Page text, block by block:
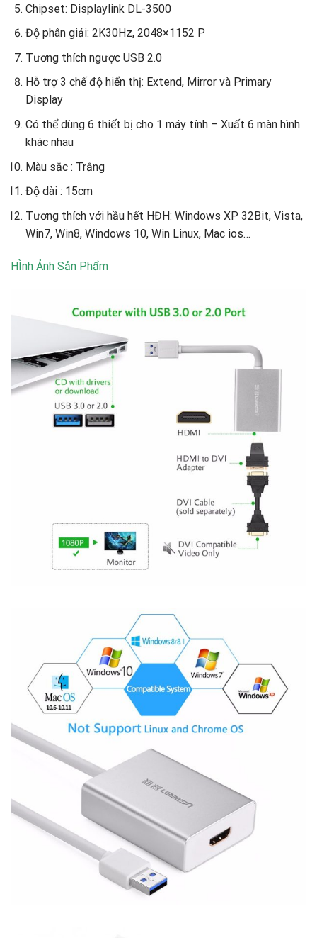
Chipset: Displaylink DL-3500
Độ phân giải: 2K30Hz, 2048×1152 P
Tương thích ngược USB 2.0
Hỗ trợ 3 chế độ hiển thị: Extend, Mirror và Primary
Display
Có thể dùng 6 thiết bị cho 1 máy tính – Xuất 6 màn hình
khác nhau
Màu sắc : Trắng
Độ dài : 15cm
Tương thích với hầu hết HĐH: Windows XP 32Bit, Vista,
Win7, Win8, Windows 10, Win Linux, Mac ios…
​HÌnh Ảnh Sản Phẩm